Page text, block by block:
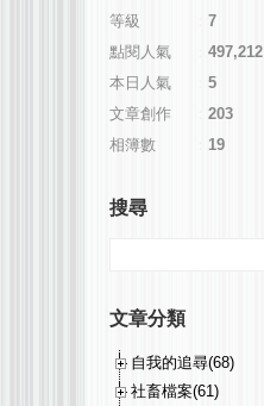
等級
7
點閱人氣
497,212
本日人氣
5
文章創作
203
相簿數
19
搜尋
文章分類
自我的追尋(68)
社畜檔案(61)